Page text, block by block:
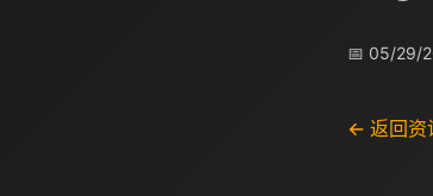
📅 05/29/
← 返回资